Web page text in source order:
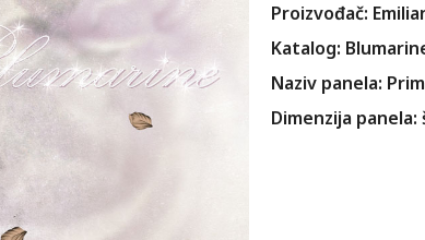
Proizvođač:
Katalog:
Naziv panela:
Dimenzija panela: